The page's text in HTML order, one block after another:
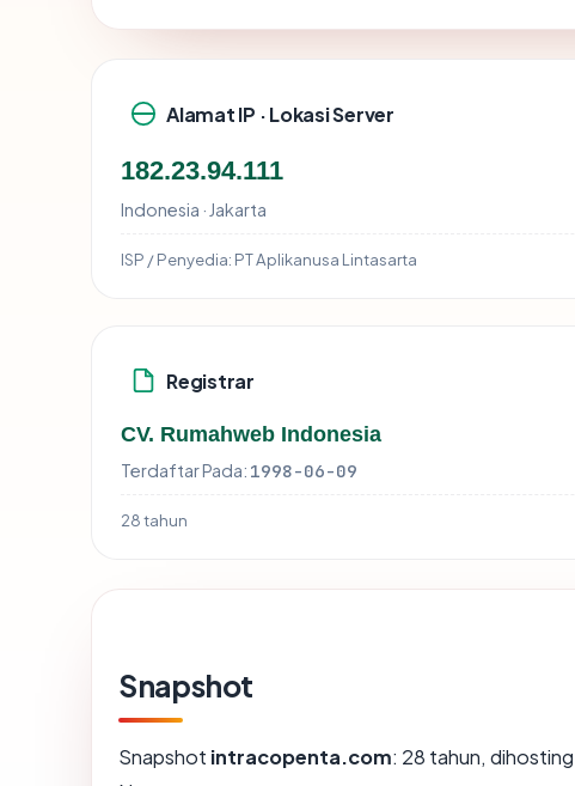
Alamat IP · Lokasi Server
182.23.94.111
Indonesia · Jakarta
ISP / Penyedia: PT Aplikanusa Lintasarta
Registrar
CV. Rumahweb Indonesia
Terdaftar Pada: 1998-06-09
28 tahun
Snapshot
Snapshot intracopenta.com: 28 tahun,